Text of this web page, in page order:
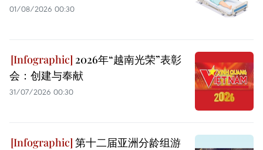
01/08/2026 00:30
2026年“越南光荣”表彰
会：创建与奉献
31/07/2026 00:30
第十二届亚洲分龄组游